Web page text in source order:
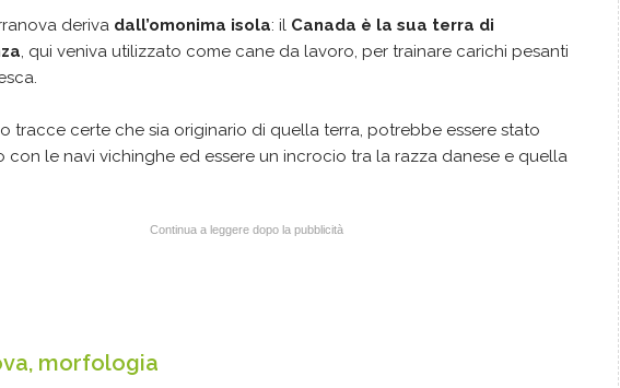
deriva dall’omonima isola: il Canada è la sua terra di
, qui veniva utilizzato come cane da lavoro, per trainare carichi pesanti
tracce certe che sia originario di quella terra, potrebbe essere stato
con le navi vichinghe ed essere un incrocio tra la razza danese e quella
Continua a leggere dopo la pubblicità
morfologia